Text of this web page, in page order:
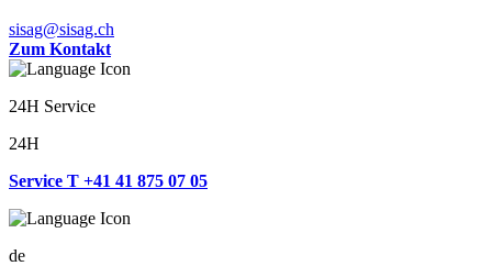
sisag@sisag.ch
Zum Kontakt
24H Service
24H
Service T +41 41 875 07 05
de